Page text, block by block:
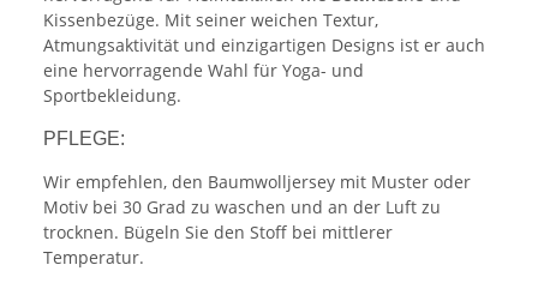
Kissenbezüge. Mit seiner weichen Textur,
Atmungsaktivität und einzigartigen Designs ist er auch
eine hervorragende Wahl für Yoga- und
Sportbekleidung.
PFLEGE:
Wir empfehlen, den Baumwolljersey mit Muster oder
Motiv bei 30 Grad zu waschen und an der Luft zu
trocknen. Bügeln Sie den Stoff bei mittlerer
Temperatur.